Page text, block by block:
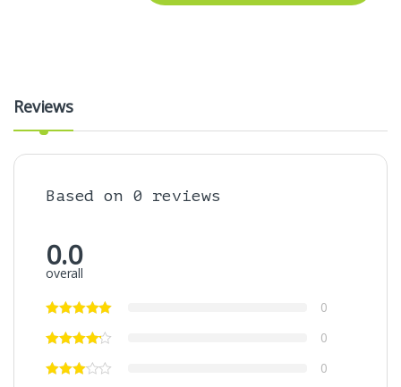
Reviews
Based on 0 reviews
0.0
overall
0
0
0